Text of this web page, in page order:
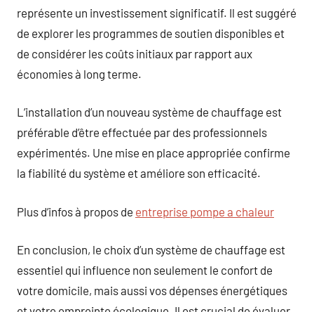
représente un investissement significatif. Il est suggéré
de explorer les programmes de soutien disponibles et
de considérer les coûts initiaux par rapport aux
économies à long terme.
L’installation d’un nouveau système de chauffage est
préférable d’être effectuée par des professionnels
expérimentés. Une mise en place appropriée confirme
la fiabilité du système et améliore son efficacité.
Plus d’infos à propos de entreprise pompe a chaleur
En conclusion, le choix d’un système de chauffage est
essentiel qui influence non seulement le confort de
votre domicile, mais aussi vos dépenses énergétiques